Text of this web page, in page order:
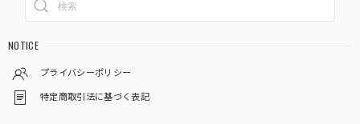
NOTICE
プライバシーポリシー
特定商取引法に基づく表記